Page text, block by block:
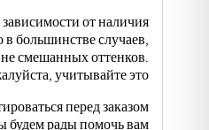
от наличия.
в большинстве случаев,
смешанных оттенков.
учитывайте это.
перед заказом?
рады помочь вам.